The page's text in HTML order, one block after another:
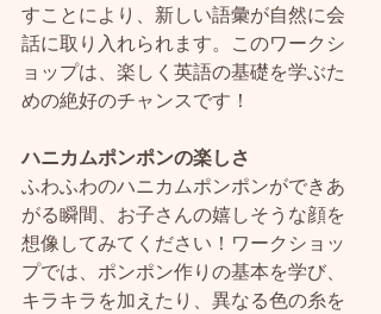
すことにより、新しい語彙が自然に会
話に取り入れられます。このワークシ
ョップは、楽しく英語の基礎を学ぶた
めの絶好のチャンスです！
ハニカムポンポンの楽しさ
ふわふわのハニカムポンポンができあ
がる瞬間、お子さんの嬉しそうな顔を
想像してみてください！ワークショッ
プでは、ポンポン作りの基本を学び、
キラキラを加えたり、異なる色の糸を